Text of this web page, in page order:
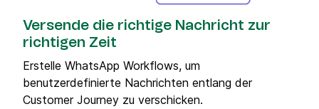
Versende die richtige Nachricht zur
richtigen Zeit
Erstelle WhatsApp Workflows, um
benutzerdefinierte Nachrichten entlang der
Customer Journey zu verschicken.